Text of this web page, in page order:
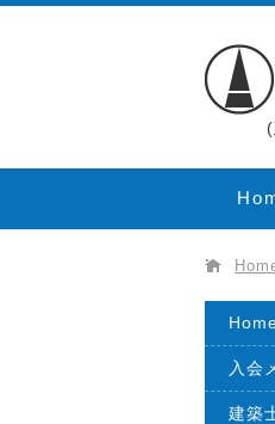
入会
建築